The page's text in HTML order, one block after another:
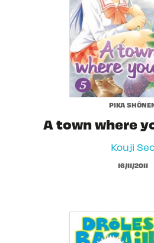
PIKA
A town where
Kouji
16/11/2011